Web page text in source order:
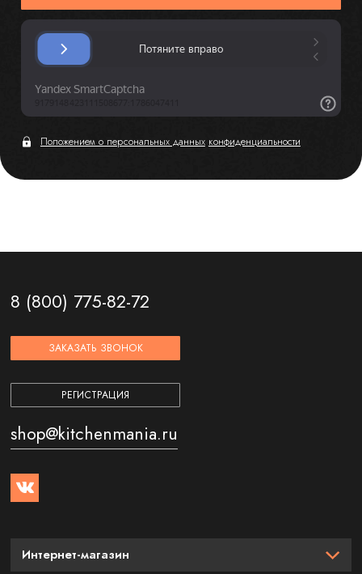
Положением о персональных данных конфиденциальности
8 (800) 775-82-72
ЗАКАЗАТЬ ЗВОНОК
РЕГИСТРАЦИЯ
shop@kitchenmania.ru
Интернет-магазин